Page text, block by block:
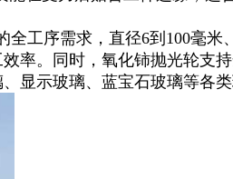
全工序需求，直径6到100毫米
率。同时，氧化铈抛光轮支
显示玻璃、蓝宝石玻璃等各类